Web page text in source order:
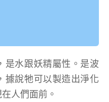
是水跟妖精屬性。是波
據說牠可以製造出淨化
人們面前。